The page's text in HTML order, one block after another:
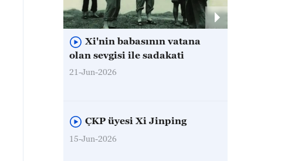
Xi'nin babasının vatana
olan sevgisi ile sadakati
21-Jun-2026
ÇKP üyesi Xi Jinping
15-Jun-2026